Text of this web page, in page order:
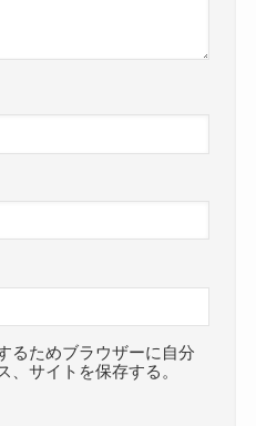
るためブラウザーに自分
、サイトを保存する。